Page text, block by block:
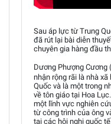
Sau áp lực từ Trung
đã rút lại bài diễn
chuyên gia hàng đầu
Dương Phượng Cương
nhận rộng rãi là nhà
Quốc và là một trong
về tôn giáo tại Hoa
một lĩnh vực nghiên
từ công trình của ông
tại các hội nghị quốc